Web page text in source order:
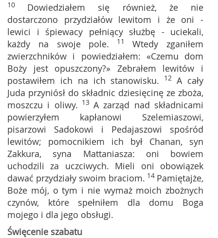
10 Dowiedziałem się również, że nie
dostarczono przydziałów lewitom i że oni -
lewici i śpiewacy pełniący służbę - uciekali,
każdy na swoje pole. 11Wtedy zganiłem
zwierzchników i powiedziałem: «Czemu dom
Boży jest opuszczony?» Zebrałem lewitów i
postawiłem ich na ich stanowisku. 12 A cały
Juda przyniósł do składnic dziesięcinę ze zboża,
moszczu i oliwy. 13 A zarząd nad składnicami
powierzyłem kapłanowi Szelemiaszowi,
pisarzowi Sadokowi i Pedajaszowi spośród
lewitów; pomocnikiem ich był Chanan, syn
Zakkura, syna Mattaniasza: oni bowiem
uchodzili za uczciwych. Mieli oni obowiązek
dawać przydziały swoim braciom. 14 Pamiętajże,
Boże mój, o tym i nie wymaż moich zbożnych
czynów, które spełniłem dla domu Boga
mojego i dla jego obsługi.
Święcenie szabatu